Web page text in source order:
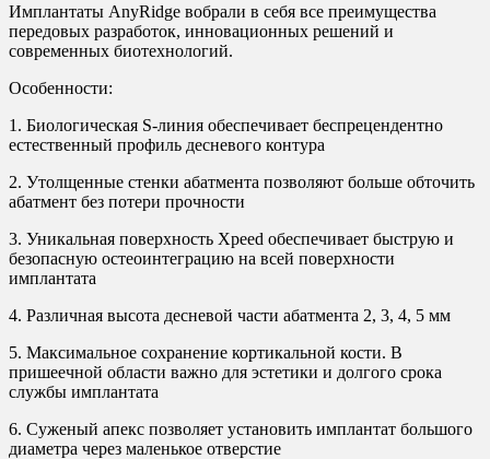
Имплантаты AnyRidge вобрали в себя все преимущества
передовых разработок, инновационных решений и
современных биотехнологий.
Особенности:
1. Биологическая S-линия обеспечивает беспрецендентно
естественный профиль десневого контура
2. Утолщенные стенки абатмента позволяют больше обточить
абатмент без потери прочности
3. Уникальная поверхность Xpeed обеспечивает быструю и
безопасную остеоинтеграцию на всей поверхности
имплантата
4. Различная высота десневой части абатмента 2, 3, 4, 5 мм
5. Максимальное сохранение кортикальной кости. В
пришеечной области важно для эстетики и долгого срока
службы имплантата
6. Суженый апекс позволяет установить имплантат большого
диаметра через маленькое отверстие